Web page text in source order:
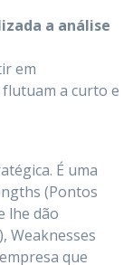
a análise
em
a curto e
É uma
(Pontos
lhe dão
Weaknesses
que